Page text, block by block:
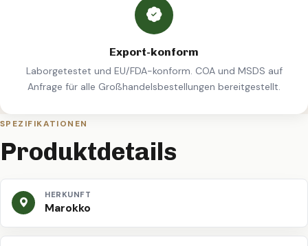
Export-konform
Laborgetestet und EU/FDA-konform. COA und MSDS auf
Anfrage für alle Großhandelsbestellungen bereitgestellt.
SPEZIFIKATIONEN
Produktdetails
HERKUNFT
Marokko